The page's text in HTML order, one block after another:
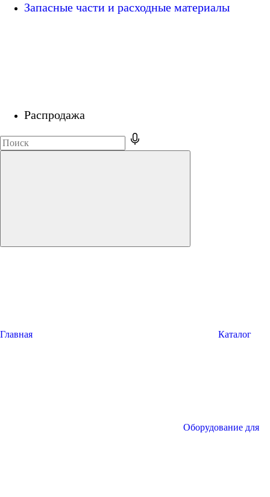
Запасные части и расходные материалы
Распродажа
Главная Каталог
Оборудование для